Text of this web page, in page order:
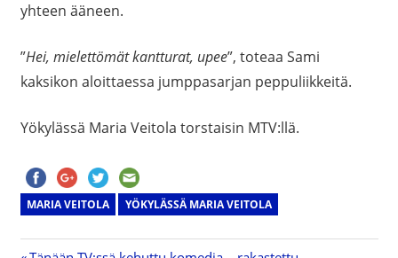
yhteen ääneen.
”Hei, mielettömät kantturat, upee”, toteaa Sami
kaksikon aloittaessa jumppasarjan peppuliikkeitä.
Yökylässä Maria Veitola torstaisin MTV:llä.
MARIA VEITOLA YÖKYLÄSSÄ MARIA VEITOLA